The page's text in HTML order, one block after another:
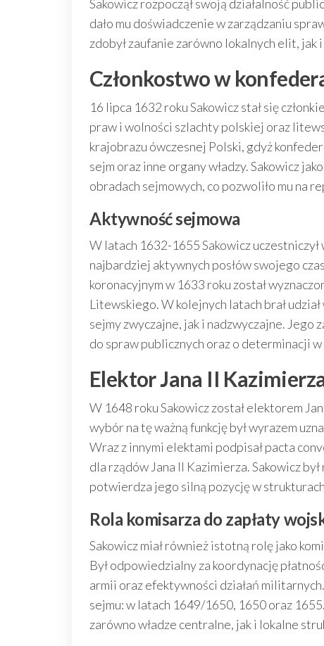
Sakowicz rozpoczął swoją działalność
dało mu doświadczenie w zarządzaniu
zdobył zaufanie zarówno lokalnych elit,
Członkostwo w
16 lipca 1632 roku Sakowicz stał się
praw i wolności szlachty polskiej oraz
krajobrazu ówczesnej Polski, gdyż
sejm oraz inne organy władzy. Sakowicz
obradach sejmowych, co pozwoliło mu
Aktywność sejmowa
W latach 1632-1655 Sakowicz
najbardziej aktywnych posłów swojego
koronacyjnym w 1633 roku został
Litewskiego. W kolejnych latach brał
sejmy zwyczajne, jak i nadzwyczajne. Jego
do spraw publicznych oraz o determinacji
Elektor Jana II
W 1648 roku Sakowicz został elektorem
wybór na tę ważną funkcję był wyrazem
Wraz z innymi elektami podpisał pacta
dla rządów Jana II Kazimierza. Sakowicz
potwierdza jego silną pozycję w strukturach
Rola komisarza do zapłaty
Sakowicz miał również istotną rolę jako
Był odpowiedzialny za koordynację
armii oraz efektywności działań
sejmu: w latach 1649/1650, 1650 oraz
zarówno władze centralne, jak i lokalne